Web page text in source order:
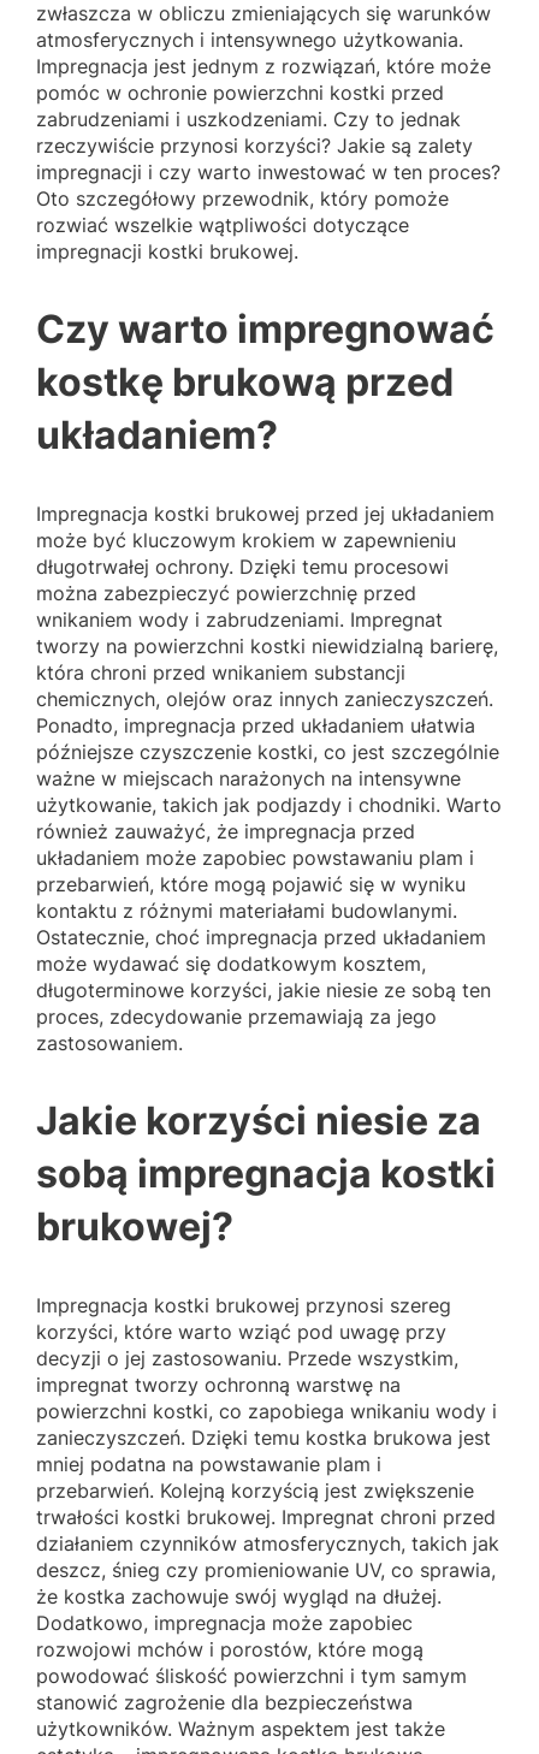
zwłaszcza w obliczu zmieniających się warunków
atmosferycznych i intensywnego użytkowania.
Impregnacja jest jednym z rozwiązań, które może
pomóc w ochronie powierzchni kostki przed
zabrudzeniami i uszkodzeniami. Czy to jednak
rzeczywiście przynosi korzyści? Jakie są zalety
impregnacji i czy warto inwestować w ten proces?
Oto szczegółowy przewodnik, który pomoże
rozwiać wszelkie wątpliwości dotyczące
impregnacji kostki brukowej.
Czy warto impregnować
kostkę brukową przed
układaniem?
Impregnacja kostki brukowej przed jej układaniem
może być kluczowym krokiem w zapewnieniu
długotrwałej ochrony. Dzięki temu procesowi
można zabezpieczyć powierzchnię przed
wnikaniem wody i zabrudzeniami. Impregnat
tworzy na powierzchni kostki niewidzialną barierę,
która chroni przed wnikaniem substancji
chemicznych, olejów oraz innych zanieczyszczeń.
Ponadto, impregnacja przed układaniem ułatwia
późniejsze czyszczenie kostki, co jest szczególnie
ważne w miejscach narażonych na intensywne
użytkowanie, takich jak podjazdy i chodniki. Warto
również zauważyć, że impregnacja przed
układaniem może zapobiec powstawaniu plam i
przebarwień, które mogą pojawić się w wyniku
kontaktu z różnymi materiałami budowlanymi.
Ostatecznie, choć impregnacja przed układaniem
może wydawać się dodatkowym kosztem,
długoterminowe korzyści, jakie niesie ze sobą ten
proces, zdecydowanie przemawiają za jego
zastosowaniem.
Jakie korzyści niesie za
sobą impregnacja kostki
brukowej?
Impregnacja kostki brukowej przynosi szereg
korzyści, które warto wziąć pod uwagę przy
decyzji o jej zastosowaniu. Przede wszystkim,
impregnat tworzy ochronną warstwę na
powierzchni kostki, co zapobiega wnikaniu wody i
zanieczyszczeń. Dzięki temu kostka brukowa jest
mniej podatna na powstawanie plam i
przebarwień. Kolejną korzyścią jest zwiększenie
trwałości kostki brukowej. Impregnat chroni przed
działaniem czynników atmosferycznych, takich jak
deszcz, śnieg czy promieniowanie UV, co sprawia,
że kostka zachowuje swój wygląd na dłużej.
Dodatkowo, impregnacja może zapobiec
rozwojowi mchów i porostów, które mogą
powodować śliskość powierzchni i tym samym
stanowić zagrożenie dla bezpieczeństwa
użytkowników. Ważnym aspektem jest także